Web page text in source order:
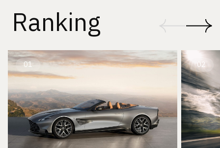
Ranking
01 02